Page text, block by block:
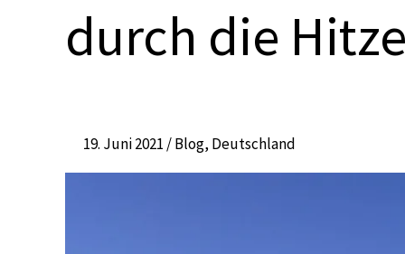
durch die
19. Juni 2021 /Blog, Deutschland
Kilometer
auf
durch